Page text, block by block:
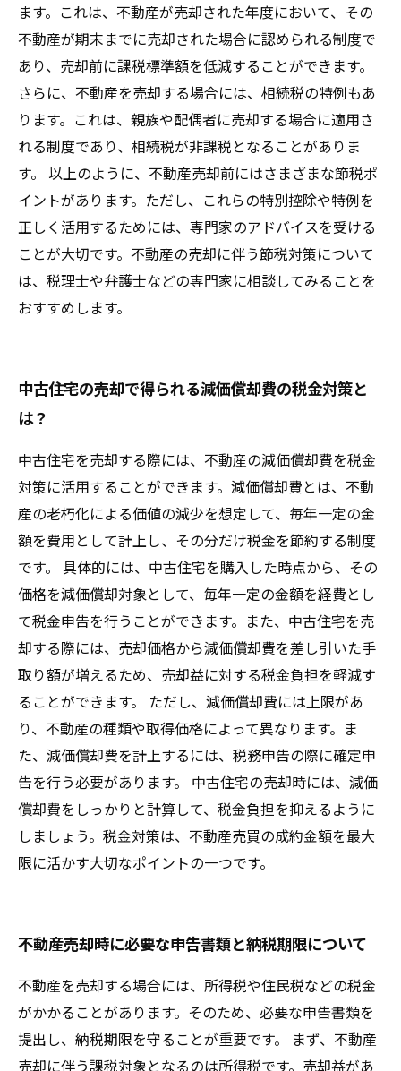
ます。これは、不動産が売却された年度において、その
不動産が期末までに売却された場合に認められる制度で
あり、売却前に課税標準額を低減することができます。
さらに、不動産を売却する場合には、相続税の特例もあ
ります。これは、親族や配偶者に売却する場合に適用さ
れる制度であり、相続税が非課税となることがありま
す。 以上のように、不動産売却前にはさまざまな節税ポ
イントがあります。ただし、これらの特別控除や特例を
正しく活用するためには、専門家のアドバイスを受ける
ことが大切です。不動産の売却に伴う節税対策について
は、税理士や弁護士などの専門家に相談してみることを
おすすめします。
中古住宅の売却で得られる減価償却費の税金対策と
は？
中古住宅を売却する際には、不動産の減価償却費を税金
対策に活用することができます。減価償却費とは、不動
産の老朽化による価値の減少を想定して、毎年一定の金
額を費用として計上し、その分だけ税金を節約する制度
です。 具体的には、中古住宅を購入した時点から、その
価格を減価償却対象として、毎年一定の金額を経費とし
て税金申告を行うことができます。また、中古住宅を売
却する際には、売却価格から減価償却費を差し引いた手
取り額が増えるため、売却益に対する税金負担を軽減す
ることができます。 ただし、減価償却費には上限があ
り、不動産の種類や取得価格によって異なります。ま
た、減価償却費を計上するには、税務申告の際に確定申
告を行う必要があります。 中古住宅の売却時には、減価
償却費をしっかりと計算して、税金負担を抑えるように
しましょう。税金対策は、不動産売買の成約金額を最大
限に活かす大切なポイントの一つです。
不動産売却時に必要な申告書類と納税期限について
不動産を売却する場合には、所得税や住民税などの税金
がかかることがあります。そのため、必要な申告書類を
提出し、納税期限を守ることが重要です。 まず、不動産
売却に伴う課税対象となるのは所得税です。売却益があ